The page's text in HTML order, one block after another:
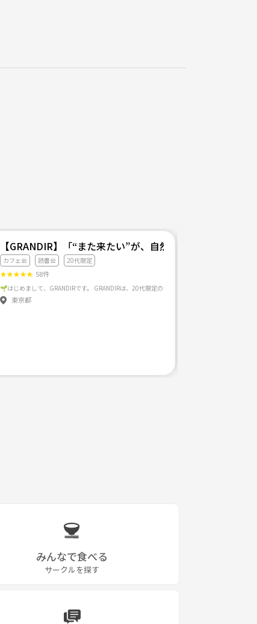
【GRANDIR】「“また来たい”が、自然と増えていくコミ
カフェ会 読書会 20代限定
★★★★★ 58件
東京都
みんなで食べる
サークルを探す